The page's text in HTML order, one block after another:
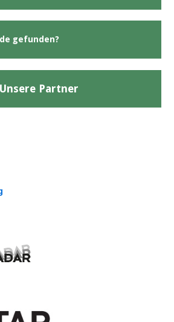
gefunden?
Unsere Partner